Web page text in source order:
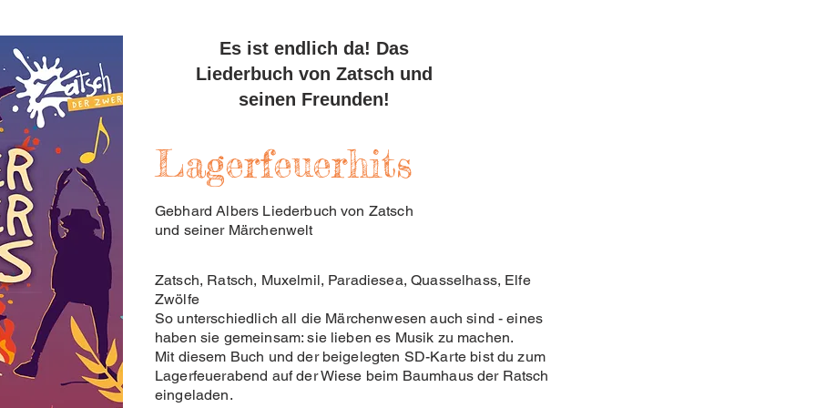
Es ist endlich da! Das
Liederbuch von Zatsch und
seinen Freunden!
Lagerfeuerhits
Gebhard Albers Liederbuch von Zatsch
und seiner Märchenwelt
Zatsch, Ratsch, Muxelmil, Paradiesea, Quasselhass, Elfe
Zwölfe
So unterschiedlich all die Märchenwesen auch sind - eines
haben sie gemeinsam: sie lieben es Musik zu machen.
Mit diesem Buch und der beigelegten SD-Karte bist du zum
Lagerfeuerabend auf der Wiese beim Baumhaus der Ratsch
eingeladen.